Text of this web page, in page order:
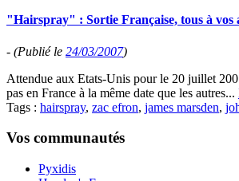
"Hairspray" : Sortie Française, tous à vos
- (Publié le 24/03/2007)
Attendue aux Etats-Unis pour le 20 juillet
pas en France à la même date que les autres...
Tags : hairspray, zac efron, james marsden,
Vos communautés
Pyxidis